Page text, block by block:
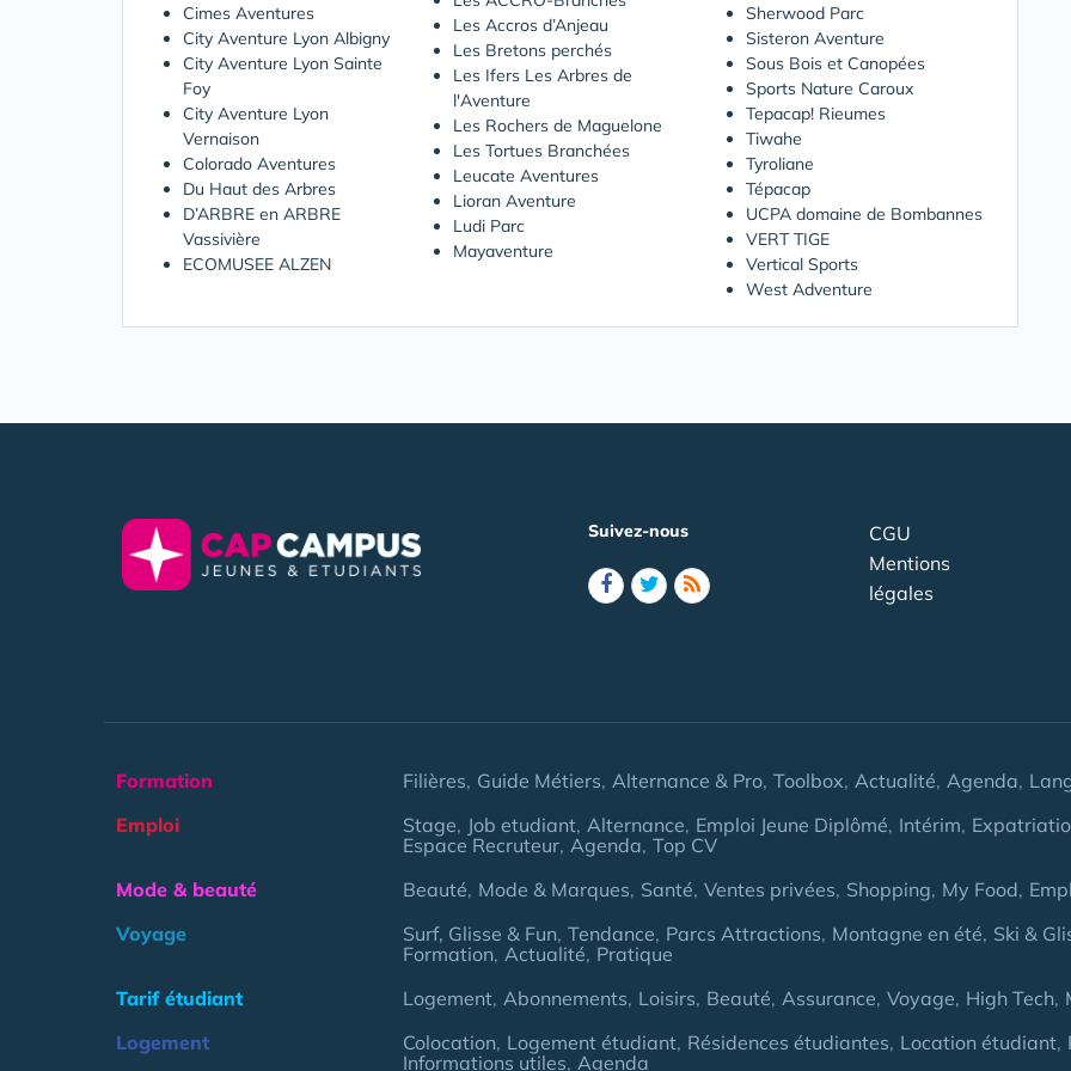
Cimes Aventures
City Aventure Lyon Albigny
City Aventure Lyon Sainte
Foy
City Aventure Lyon
Vernaison
Colorado Aventures
Du Haut des Arbres
D’ARBRE en ARBRE
Vassivière
ECOMUSEE ALZEN
Les Accros d’Anjeau
Les Bretons perchés
Les Ifers Les Arbres de
l'Aventure
Les Rochers de Maguelone
Les Tortues Branchées
Leucate Aventures
Lioran Aventure
Ludi Parc
Mayaventure
Sherwood Parc
Sisteron Aventure
Sous Bois et Canopées
Sports Nature Caroux
Tepacap! Rieumes
Tiwahe
Tyroliane
Tépacap
UCPA domaine de Bombannes
VERT TIGE
Vertical Sports
West Adventure
Suivez-nous
CGU
Mentions
légales
Formation Filières Guide Métiers Alternance & Pro Toolbox Actualité Agenda
Emploi
Stage Job etudiant Alternance Emploi Jeune Diplômé Intérim
Espace Recruteur Agenda Top CV
Mode & beauté
Beauté Mode & Marques Santé Ventes privées Shopping My Food
Voyage
Surf, Glisse & Fun Tendance Parcs Attractions Montagne en été Ski &
Formation Actualité Pratique
Tarif étudiant
Logement Abonnements Loisirs Beauté Assurance Voyage High Tech
Logement
Colocation Logement étudiant Résidences étudiantes Location étudiant
Informations utiles Agenda